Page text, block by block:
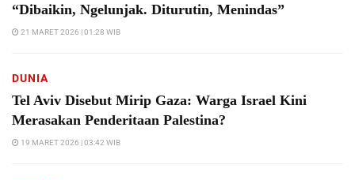
“Dibaikin, Ngelunjak. Diturutin, Menindas”
21 MARET 2026 | 01:28 WIB
DUNIA
Tel Aviv Disebut Mirip Gaza: Warga Israel Kini
Merasakan Penderitaan Palestina?
19 MARET 2026 | 03:42 WIB